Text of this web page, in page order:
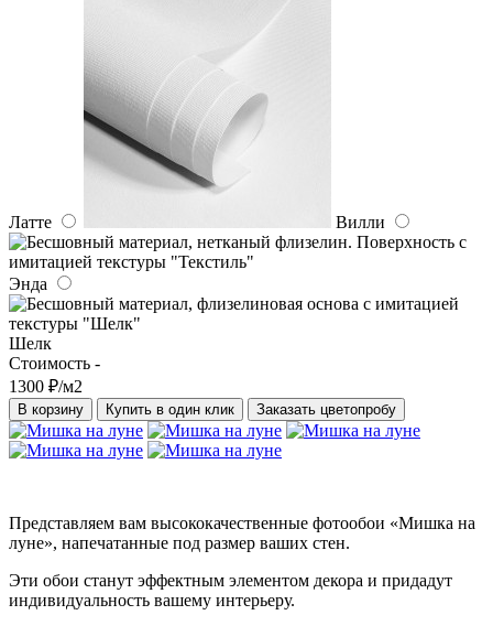
Латте Вилли
Энда
Шелк
Стоимость -
1300 ₽/м2
В корзину Купить в один клик Заказать цветопробу
Представляем вам высококачественные фотообои «Мишка на
луне», напечатанные под размер ваших стен.
Эти обои станут эффектным элементом декора и придадут
индивидуальность вашему интерьеру.